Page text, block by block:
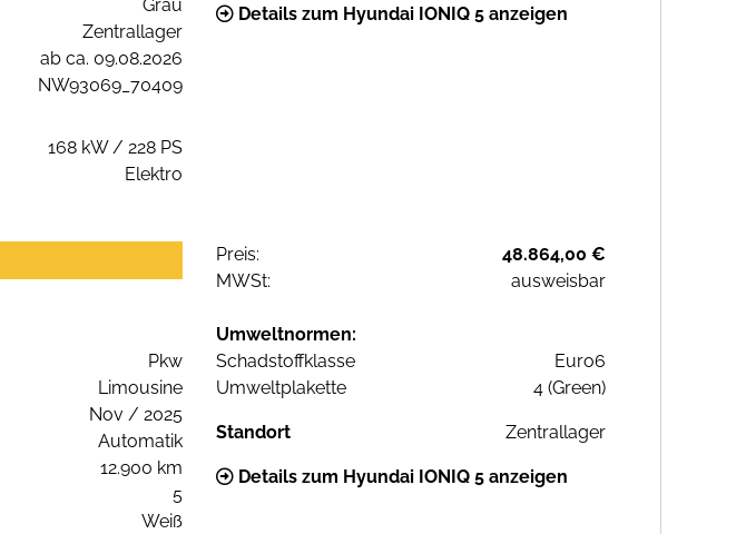
Grau
Zentrallager
ab ca. 09.08.2026
NW93069_70409
168 kW / 228 PS
Elektro
Details zum Hyundai IONIQ 5 anzeigen
Preis:
48.864,00 €
MWSt:
ausweisbar
Pkw
Limousine
Nov / 2025
Automatik
12.900 km
5
Weiß
Umweltnormen:
Schadstoffklasse
Euro6
Umweltplakette
4 (Green)
Standort Zentrallager
Details zum Hyundai IONIQ 5 anzeigen